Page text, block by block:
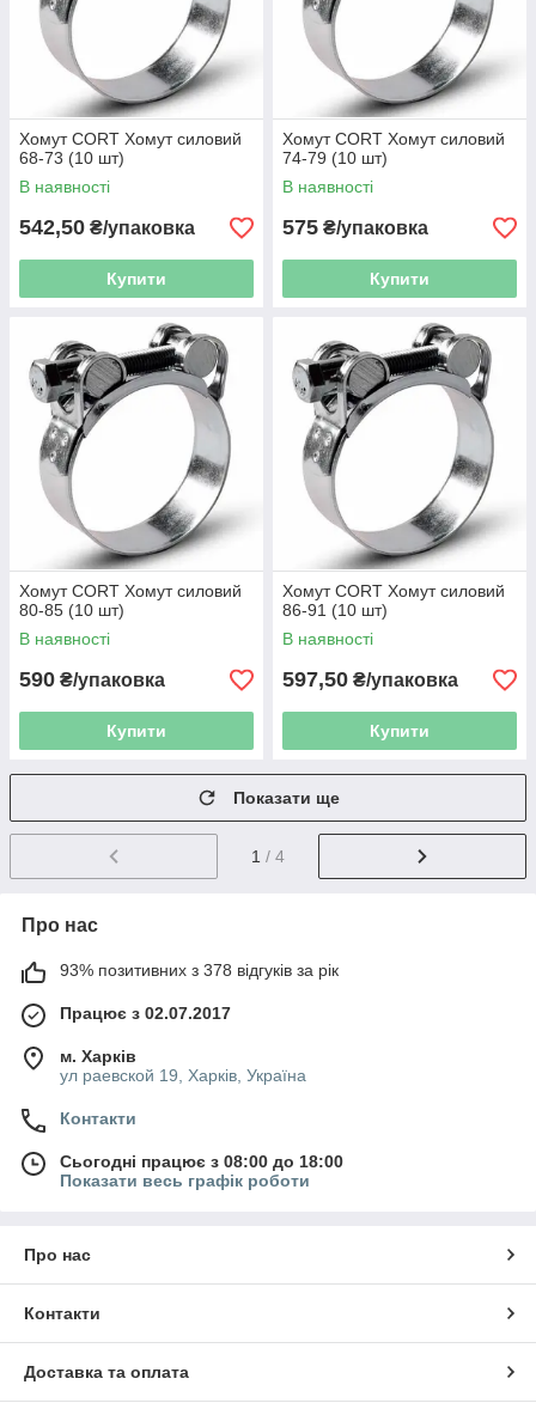
Хомут CORT Хомут силовий
68-73 (10 шт)
В наявності
542,50 ₴/упаковка
Купити
Хомут CORT Хомут силовий
74-79 (10 шт)
В наявності
575 ₴/упаковка
Купити
Хомут CORT Хомут силовий
80-85 (10 шт)
В наявності
590 ₴/упаковка
Купити
Хомут CORT Хомут силовий
86-91 (10 шт)
В наявності
597,50 ₴/упаковка
Купити
Показати ще
1 / 4
Про нас
93% позитивних з 378 відгуків за рік
Працює з 02.07.2017
м. Харків
ул раевской 19, Харків, Україна
Контакти
Сьогодні працює з 08:00 до 18:00
Показати весь графік роботи
Про нас
Контакти
Доставка та оплата